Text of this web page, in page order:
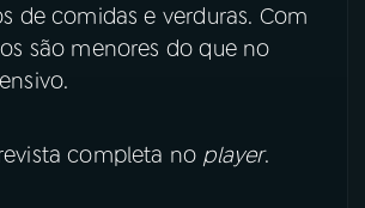
de comidas e verduras. Com
são menores do que no
completa no player.